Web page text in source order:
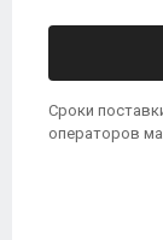
Сроки
операторов